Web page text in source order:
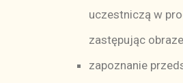
uczestniczą w
zastępując
zapoznanie